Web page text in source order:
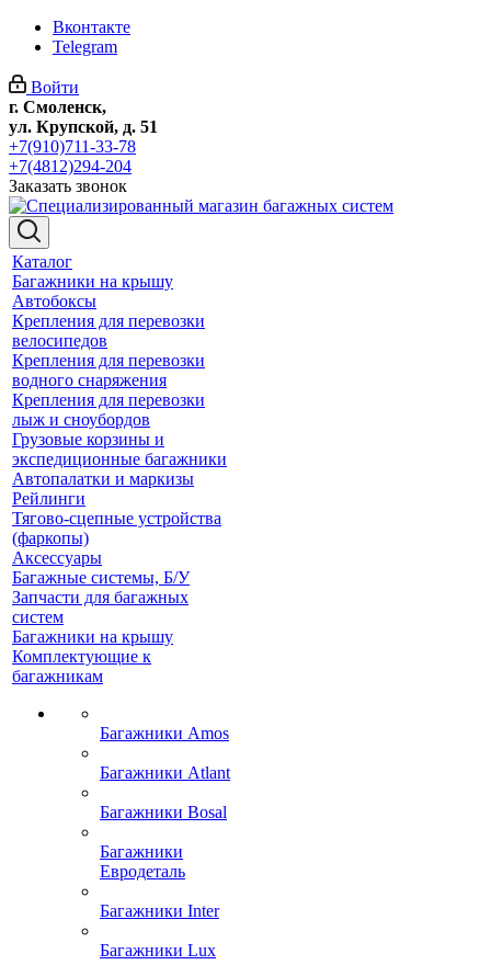
Вконтакте
Telegram
Войти
г. Смоленск,
ул. Крупской, д. 51
+7(910)711-33-78
+7(4812)294-204
Заказать звонок
Каталог
Багажники на крышу
Автобоксы
Крепления для перевозки
велосипедов
Крепления для перевозки
водного снаряжения
Крепления для перевозки
лыж и сноубордов
Грузовые корзины и
экспедиционные багажники
Автопалатки и маркизы
Рейлинги
Тягово-сцепные устройства
(фаркопы)
Аксессуары
Багажные системы, Б/У
Запчасти для багажных
систем
Багажники на крышу
Комплектующие к
багажникам
Багажники Amos
Багажники Atlant
Багажники Bosal
Багажники
Евродеталь
Багажники Inter
Багажники Lux